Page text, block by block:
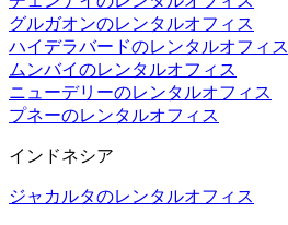
グルガオンのレンタルオフィス
ハイデラバードのレンタルオフィス
ムンバイのレンタルオフィス
ニューデリーのレンタルオフィス
プネーのレンタルオフィス
インドネシア
ジャカルタのレンタルオフィス